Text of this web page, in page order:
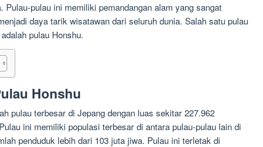
Pulau-pulau ini memiliki pemandangan alam yang sangat
daya tarik wisatawan dari seluruh dunia. Salah satu pulau
pulau Honshu.
Honshu
pulau terbesar di Jepang dengan luas sekitar 227.962
ini memiliki populasi terbesar di antara pulau-pulau lain di
penduduk lebih dari 103 juta jiwa. Pulau ini terletak di